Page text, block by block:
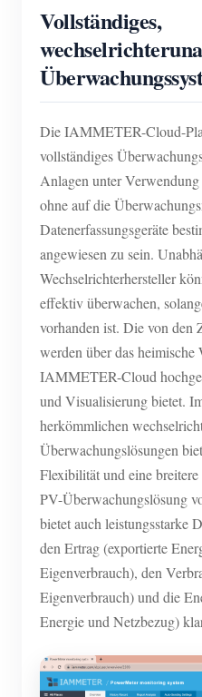
Vollständiges,
Die IAMMETER-Cloud-
vollständiges
Anlagen unter
ohne auf die
Datenerfassungsgeräte
angewiesen zu sein.
Wechselrichterhersteller
effektiv überwachen,
vorhanden ist. Die von den
werden über das
IAMMETER-Cloud
und Visualisierung bietet.
herkömmlichen
Überwachungslösungen
Flexibilität und eine
PV-Überwachungslösung
bietet auch leistungsstarke
den Ertrag (exportierte
Eigenverbrauch), den
Eigenverbrauch) und die
Energie und Netzbezug)